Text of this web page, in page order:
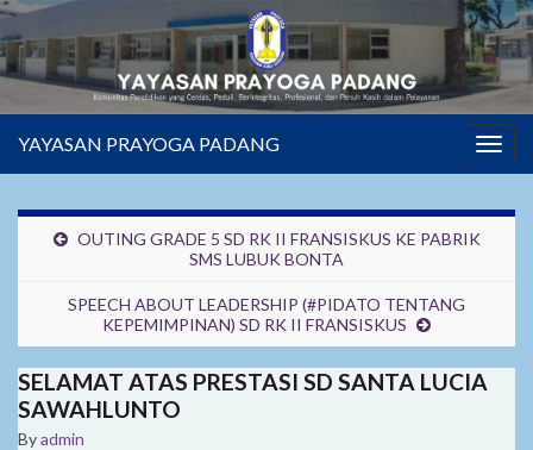
YAYASAN PRAYOGA PADANG
OUTING GRADE 5 SD RK II FRANSISKUS KE PABRIK
SMS LUBUK BONTA
SPEECH ABOUT LEADERSHIP (#PIDATO TENTANG
KEPEMIMPINAN) SD RK II FRANSISKUS
SELAMAT ATAS PRESTASI SD SANTA LUCIA
SAWAHLUNTO
Byadmin